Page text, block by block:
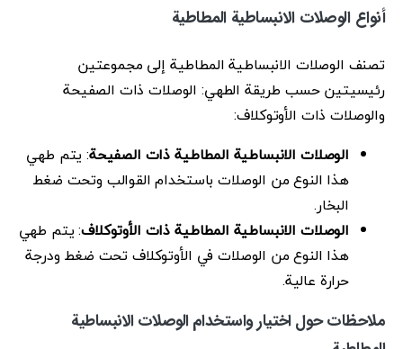
أنواع الوصلات الانبساطية المطاطية
تصنف الوصلات الانبساطية المطاطية إلى مجموعتين
رئيسيتين حسب طريقة الطهي: الوصلات ذات الصفيحة
والوصلات ذات الأوتوكلاف:
الوصلات الانبساطية المطاطية ذات الصفيحة: يتم طهي
هذا النوع من الوصلات باستخدام القوالب وتحت ضغط
البخار.
الوصلات الانبساطية المطاطية ذات الأوتوكلاف: يتم طهي
هذا النوع من الوصلات في الأوتوكلاف تحت ضغط ودرجة
حرارة عالية.
ملاحظات حول اختيار واستخدام الوصلات الانبساطية